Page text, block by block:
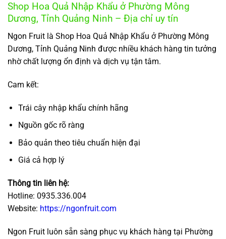
Shop Hoa Quả Nhập Khẩu ở Phường Mông
Dương, Tỉnh Quảng Ninh – Địa chỉ uy tín
Ngon Fruit là Shop Hoa Quả Nhập Khẩu ở Phường Mông
Dương, Tỉnh Quảng Ninh được nhiều khách hàng tin tưởng
nhờ chất lượng ổn định và dịch vụ tận tâm.
Cam kết:
Trái cây nhập khẩu chính hãng
Nguồn gốc rõ ràng
Bảo quản theo tiêu chuẩn hiện đại
Giá cả hợp lý
Thông tin liên hệ:
Hotline: 0935.336.004
Website: https://ngonfruit.com
Ngon Fruit luôn sẵn sàng phục vụ khách hàng tại Phường